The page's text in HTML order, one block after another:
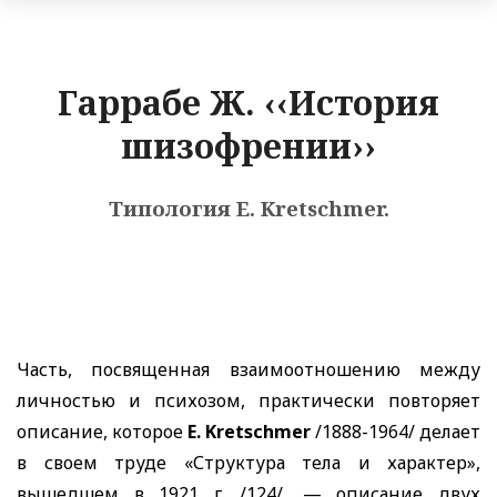
Гаррабе Ж. ‹‹История
шизофрении››
Типология E. Kretschmer.
Часть, посвященная взаимоотношению между
личностью и психозом, практически повторяет
описание, которое E. Kretschmer/1888-1964/ делает
в своем труде «Структура тела и характер»,